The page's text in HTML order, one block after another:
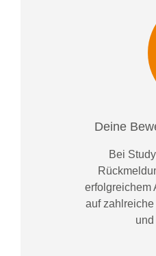
Deine
Bei
erfolgreichem
auf